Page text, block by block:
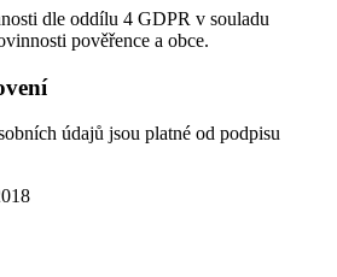
dle oddílu 4 GDPR v souladu
pověřence a obce.
údajů jsou platné od podpisu